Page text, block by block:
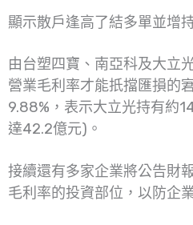
顯示散戶逢高了結多單並增
由台塑四寶、南亞科及大立
營業毛利率才能扺擋匯損的
9.88%，表示大立光持有約
達42.2億元)。
接續還有多家企業將公告財
毛利率的投資部位，以防企